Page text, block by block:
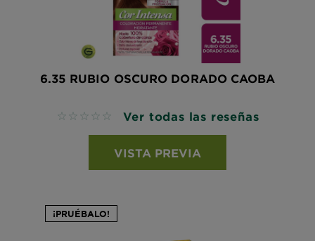
6.35 RUBIO OSCURO DORADO CAOBA
No reviews Ver todas las reseñas
VISTA PREVIA
¡PRUÉBALO!